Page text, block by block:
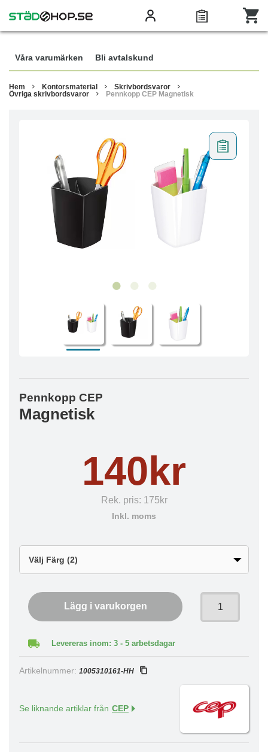
Våra varumärken Bli avtalskund
Hem Kontorsmaterial
Skrivbordsvaror
Övriga skrivbordsvaror
Pennkopp CEP Magnetisk
Pennkopp CEP
Magnetisk
140kr
Rek. pris: 175kr
Inkl. moms
Lägg i varukorgen
Levereras inom: 3 - 5 arbetsdagar
Artikelnummer: 1005310161-HH
Se liknande artiklar från CEP